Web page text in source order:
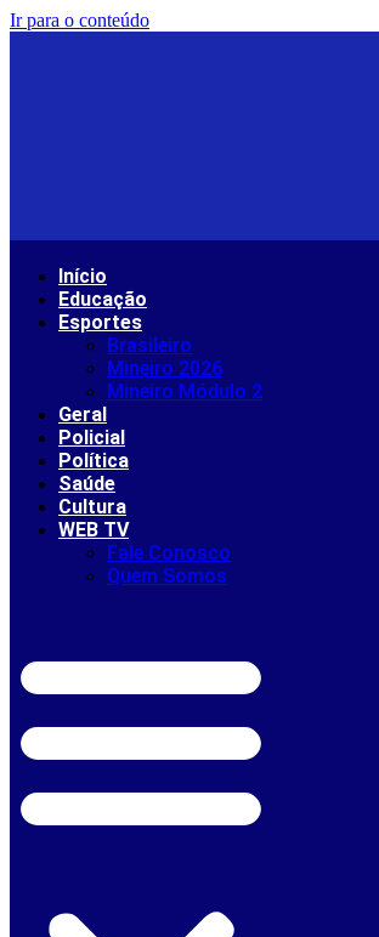
Ir para o conteúdo
Início
Educação
Esportes
Brasileiro
Mineiro 2026
Mineiro Módulo 2
Geral
Policial
Política
Saúde
Cultura
WEB TV
Fale Conosco
Quem Somos